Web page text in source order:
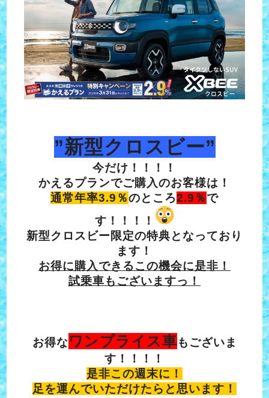
”新型クロスビー”
今だけ！！！！
かえるプランでご購入のお客様は！
通常年率3.9％のところ2.9％で
す！！！！
新型クロスビー限定の特典となっており
ます！
お得に購入できるこの機会に是非！
試乗車もございますっ！
お得なワンプライス車もございま
す！！！！
是非この週末に！
足を運んでいただけたらと思います！